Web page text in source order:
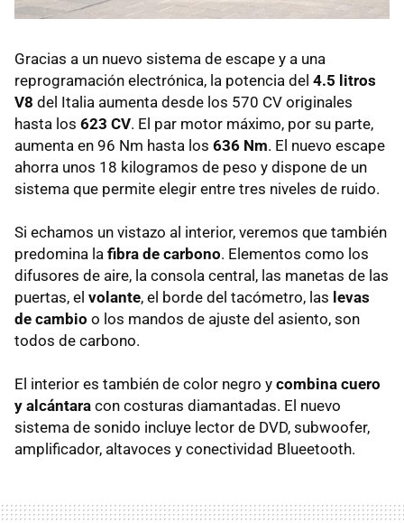
Gracias a un nuevo sistema de escape y a una
reprogramación electrónica, la potencia del 4.5 litros
V8 del Italia aumenta desde los 570 CV originales
hasta los 623 CV. El par motor máximo, por su parte,
aumenta en 96 Nm hasta los 636 Nm. El nuevo escape
ahorra unos 18 kilogramos de peso y dispone de un
sistema que permite elegir entre tres niveles de ruido.
Si echamos un vistazo al interior, veremos que también
predomina la fibra de carbono. Elementos como los
difusores de aire, la consola central, las manetas de las
puertas, el volante, el borde del tacómetro, las levas
de cambio o los mandos de ajuste del asiento, son
todos de carbono.
El interior es también de color negro y combina cuero
y alcántara con costuras diamantadas. El nuevo
sistema de sonido incluye lector de DVD, subwoofer,
amplificador, altavoces y conectividad Blueetooth.